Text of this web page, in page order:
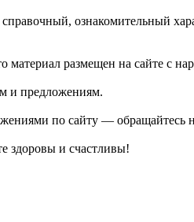
ознакомительный
материал размещен на сайте с
и предложениям.
по сайту — обращайтесь
здоровы и счастливы!